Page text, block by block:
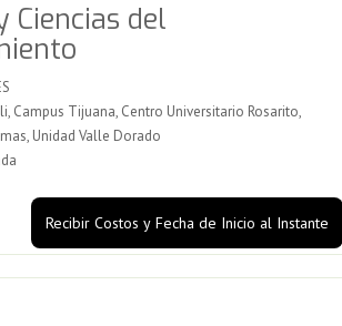
Ciencias del
Campus Tijuana, Centro Universitario Rosarito,
Unidad Valle Dorado
Recibir Costos y Fecha de Inicio al Instante